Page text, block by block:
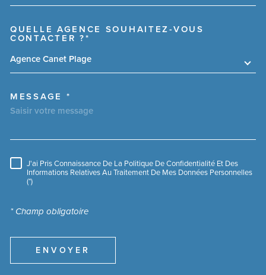
QUELLE AGENCE SOUHAITEZ-VOUS
CONTACTER ?*
Agence Canet Plage
MESSAGE *
RÈGLEMENTATION
J'ai Pris Connaissance De La Politique De Confidentialité Et Des
Informations Relatives Au Traitement De Mes Données Personnelles
(*)
* Champ obligatoire
ENVOYER